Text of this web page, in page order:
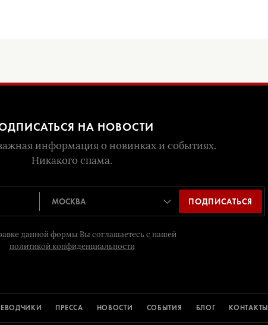
НА НОВОСТИ
информация о новинках и событиях.
Никакого спама.
ПОДПИСАТЬСЯ
данной формы Вы соглашаетесь с нашей
политикой конфиденциальности
ПРЕССА НОВОСТИ СОБЫТИЯ БЛОГ КОНТАКТЫ